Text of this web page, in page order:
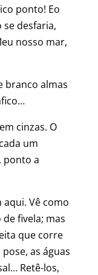
ponto! Eo
desfaria,
nosso mar,
branco almas
cinzas. O
um
ponto a
aqui. Vê como
fivela; mas
que corre
as águas
Retê-los,